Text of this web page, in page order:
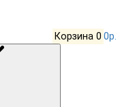
Корзина 0 0р.